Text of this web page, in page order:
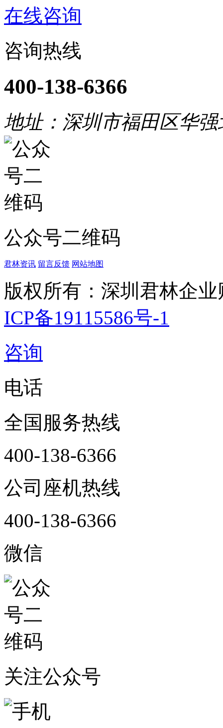
在线咨询
咨询热线
400-138-6366
地址：深圳市福田区华
公众号二维码
君林资讯 留言反馈 网站地图
版权所有：深圳君林企
ICP备19115586号-1
咨询
电话
全国服务热线
400-138-6366
公司座机热线
400-138-6366
微信
关注公众号